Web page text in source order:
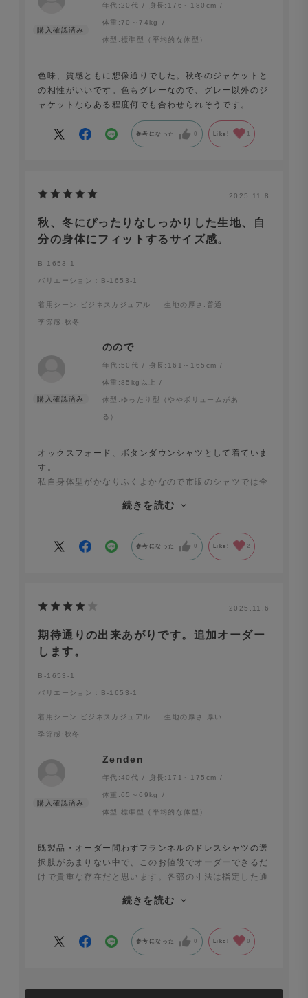
年代: 20代 身長: 176～180cm
体重: 70～74kg
体型:標準型（平均的な体型）
色味、質感ともに想像通りでした。秋冬のジャケットと
の相性がいいです。色もグレーなので、グレー以外のジ
ャケットならある程度何でも合わせられそうです。
参考になった 0 Like! 1
2025.11.8
秋、冬にぴったりなしっかりした生地、自
分の身体にフィットするサイズ感。
B-1653-1
バリエーション：B-1653-1
着用シーン :ビジネスカジュアル 生地の厚さ :普通
季節感 :秋冬
のので
年代: 50代 身長: 161～165cm
体重:85kg以上
体型: ゆったり型（ややボリュームがあ
る）
オックスフォード、ボタンダウンシャツとして着ていま
す。
私自身体型がかなりふくよかなので市販のシャツでは全
最初に自らの身体のサイズを測り、少し余裕を持たせて
そこから少しカスタマイズして今は完璧にフィットして
います。
続きを読む
参考になった 0 Like! 2
2025.11.6
期待通りの出来あがりです。追加オーダー
します。
B-1653-1
バリエーション：B-1653-1
着用シーン :ビジネスカジュアル 生地の厚さ :厚い
季節感 :秋冬
Zenden
年代:40代 身長: 171～175cm
体重:65～69kg
体型:標準型（平均的な体型）
既製品・オーダー問わずフランネルのドレスシャツの選
択肢があまりない中で、このお値段でオーダーできるだ
けで貴重な存在だと思います。各部の寸法は指定した通
が、パッと見て分かるような不備はありません。あと2
意していただいているフランネルの生地は比較的濃い色
が多いので、今回頂いたものよりももっと薄いサックス
続きを読む
参考になった 0 Like! 0